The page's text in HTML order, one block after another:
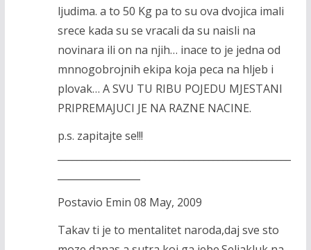
ljudima. a to 50 Kg pa to su ova dvojica imali
srece kada su se vracali da su naisli na
novinara ili on na njih… inace to je jedna od
mnnogobrojnih ekipa koja peca na hljeb i
plovak… A SVU TU RIBU POJEDU MJESTANI
PRIPREMAJUCI JE NA RAZNE NACINE.
p.s. zapitajte se!!!
Postavio Emin 08 May, 2009
Takav ti je to mentalitet naroda,daj sve sto